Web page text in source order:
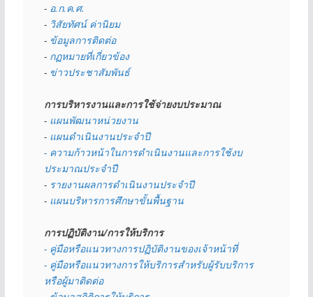
- อ.ก.ค.ศ.
- วิสัยทัศน์ ค่านิยม
- ข้อมูลการติดต่อ
- กฏหมายที่เกี่ยวข้อง
- ข่าวประชาสัมพันธ์
การบริหารงานและการใช้จ่ายงบประมาณ
- แผนพัฒนาหน่วยงาน
- แผนดำเนินงานประจำปี
- ความก้าวหน้าในการดำเนินงานและการใช้งบ
ประมาณประจำปี
- รายงานผลการดำเนินงานประจำปี
- แผนบริหารการศึกษาขั้นพื้นฐาน
การปฏิบัติงาน/การให้บริการ
- คู่มือหรือแนวทางการปฏิบัติงานของเจ้าหน้าที่
- คู่มือหรือแนวทางการให้บริการสำหรับผู้รับบริการ
หรือผู้มาติดต่อ